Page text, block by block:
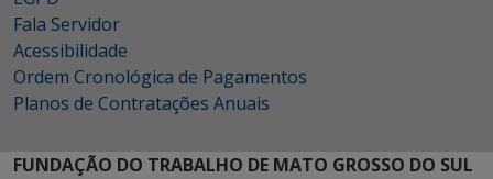
Fala Servidor
Acessibilidade
Ordem Cronológica de Pagamentos
Planos de Contratações Anuais
FUNDAÇÃO DO TRABALHO DE MATO GROSSO DO SUL